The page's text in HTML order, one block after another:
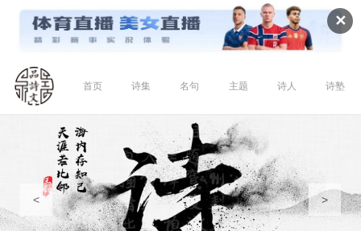
✕
首页 诗集 名句 主题 诗人 诗塾
< >